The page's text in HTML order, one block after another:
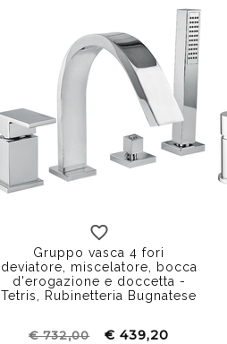
Gruppo vasca 4 fori
deviatore, miscelatore, bocca
d'erogazione e doccetta -
Tetris, Rubinetteria Bugnatese
€ 732,00 € 439,20